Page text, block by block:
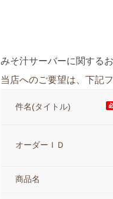
みそ汁サーバーに関する
当店へのご要望は、下記
件名(タイトル)
オーダーＩＤ
商品名